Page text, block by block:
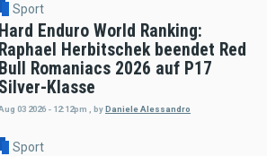
Sport
Hard Enduro World Ranking:
Raphael Herbitschek beendet Red
Bull Romaniacs 2026 auf P17
Silver-Klasse
03 2026 - 12:12pm byDaniele Alessandro
Sport